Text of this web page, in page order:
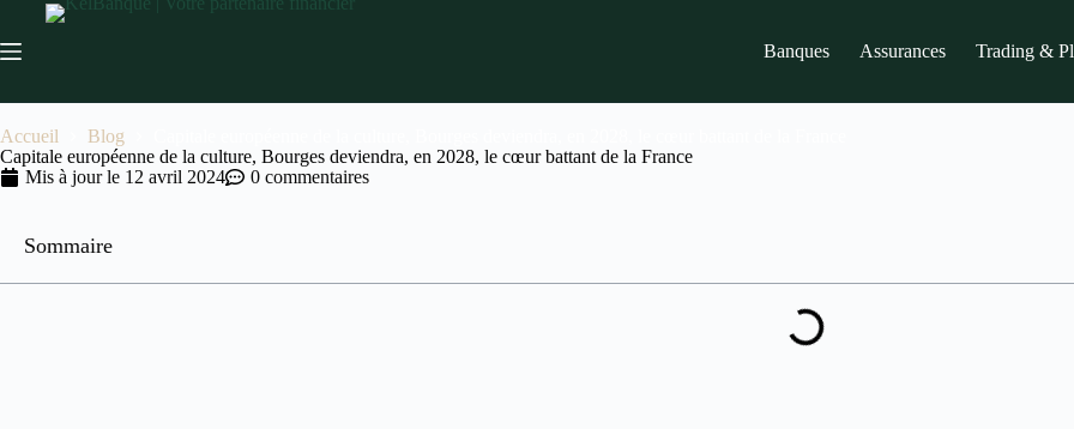
Banques Assurances Trading &
Accueil Blog
Capitale européenne de la culture, Bourges deviendra, en 2028, le cœur battant de la France
Mis à jour le 12 avril 2024 0 commentaires
Sommaire